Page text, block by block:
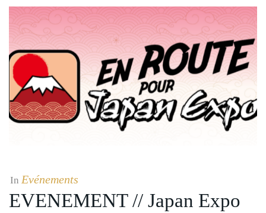
In Evénements
EVENEMENT // Japan Expo